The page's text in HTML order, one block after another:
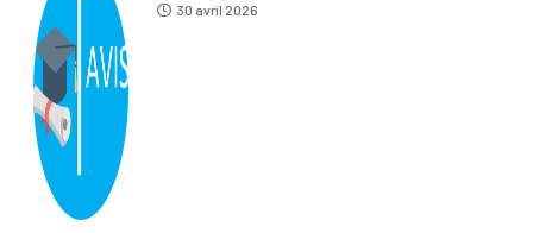
30 avril 2026